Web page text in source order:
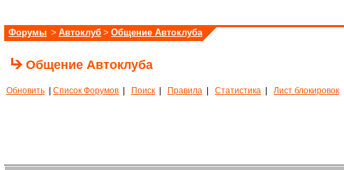
Форумы > Автоклуб > Общение Автоклуба
Общение Автоклуба
Обновить Список Форумов Поиск Правила Статистика Лист блокировок